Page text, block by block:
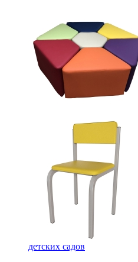
детских садов